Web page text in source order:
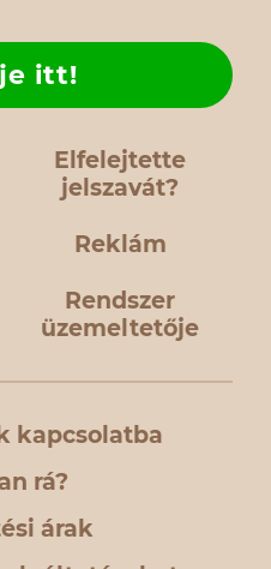
Elfelejtette
jelszavát?
itt!
Reklám
Rendszer
üzemeltetője
kapcsolatba
rá?
árak